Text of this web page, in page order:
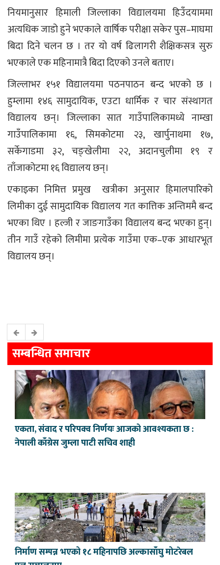
नियमानुसार हिमाली जिल्लाका विद्यालयमा हिउँदयाममा
अत्यधिक जाडो हुने भएकाले वार्षिक परीक्षा सकेर पुस–माघमा
बिदा दिने चलन छ । तर यो वर्ष ढिलागरी शैक्षिकसत्र सुरु
भएकाले एक महिनामात्रै बिदा दिएको उनले बताए।
जिल्लाभर १५१ विद्यालयमा पठनपाठन बन्द भएको छ ।
हुम्लामा १४६ सामुदायिक, एउटा धार्मिक र चार संस्थागत
विद्यालय छन्। जिल्लाका सात गाउँपालिकामध्ये नाम्खा
गाउँपालिकामा १६, सिमकोटमा २३, खार्पुनाथमा १७,
सर्केगाडमा ३२, चङ्खेलीमा २२, अदानचुलीमा १९ र
ताँजाकोटमा १६ विद्यालय छन्।
एकाइका निमित्त प्रमुख खत्रीका अनुसार हिमालपारिको
लिमीका दुई सामुदायिक विद्यालय गत कात्तिक अन्तिममै बन्द
भएका थिए । हल्जी र जाङगाउँका विद्यालय बन्द भएका हुन्।
तीन गाउँ रहेको लिमीमा प्रत्येक गाउँमा एक–एक आधारभूत
विद्यालय छन्।
सम्बन्धित समाचार
एकता, संवाद र परिपक्व निर्णयः आजको आवश्यकता छ :
नेपाली काँग्रेस जुम्ला पाटी सचिव शाही
निर्माण सम्पन्न भएको १८ महिनापछि अल्कासाँघु मोटरेबल